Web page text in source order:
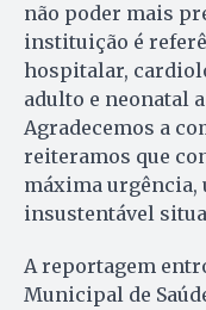
não poder mais
instituição é
hospitalar,
adulto e neonatal
Agradecemos a
reiteramos que
máxima urgência,
insustentável
A reportagem
Municipal de